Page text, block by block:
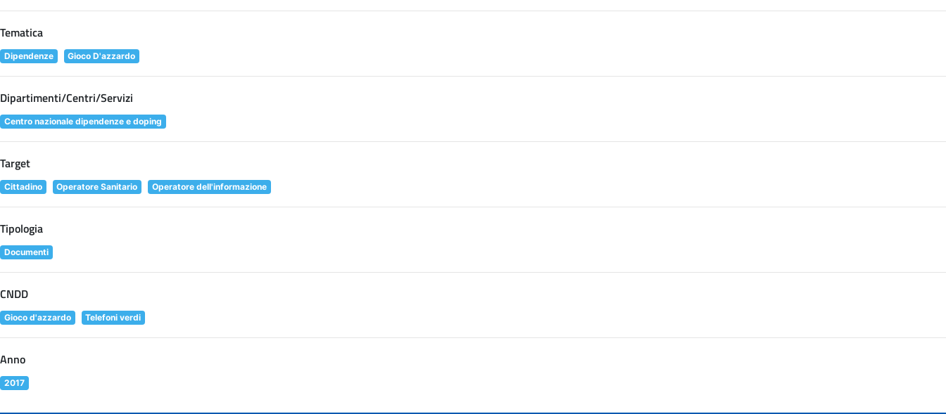
Tematica
Dipendenze Gioco D'azzardo
Dipartimenti/Centri/Servizi
Centro nazionale dipendenze e doping
Target
Cittadino Operatore Sanitario Operatore dell'informazione
Tipologia
Documenti
CNDD
Gioco d'azzardo Telefoni verdi
Anno
2017